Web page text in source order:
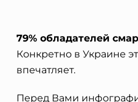
79% обладателей
Конкретно в Украине
впечатляет.
Перед Вами